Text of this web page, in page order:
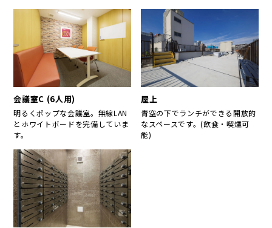
会議室C (6人用)
明るくポップな会議室。無線LAN
とホワイトボードを完備していま
す。
屋上
青空の下でランチができる開放的
なスペースです。(飲食・喫煙可
能)